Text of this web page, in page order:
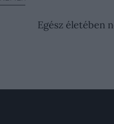
Egész életében